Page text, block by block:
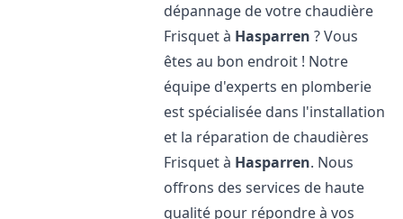
dépannage de votre chaudière
Frisquet à Hasparren ? Vous
êtes au bon endroit ! Notre
équipe d'experts en plomberie
est spécialisée dans l'installation
et la réparation de chaudières
Frisquet à Hasparren. Nous
offrons des services de haute
qualité pour répondre à vos